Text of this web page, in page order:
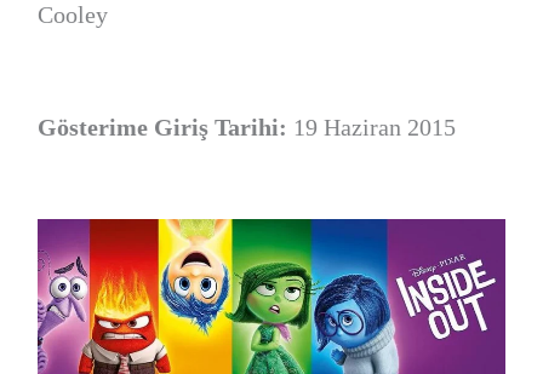
Cooley
Gösterime Giriş Tarihi: 19 Haziran 2015